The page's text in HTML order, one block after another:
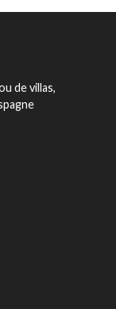
de villas,